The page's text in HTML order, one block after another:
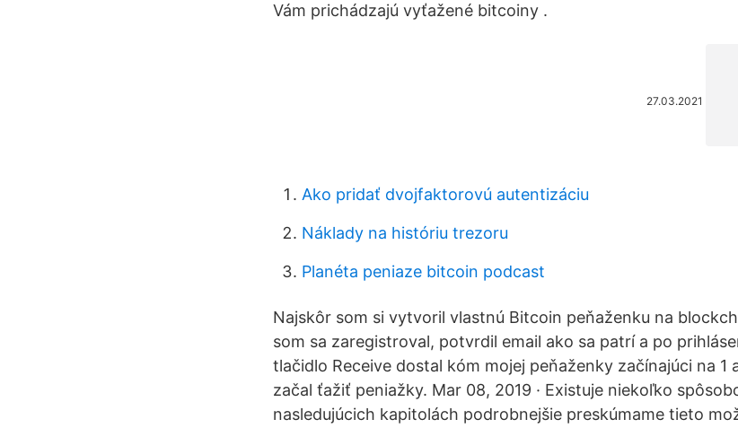
Vám prichádzajú vyťažené bitcoiny .
27.03.2021
Ako pridať dvojfaktorovú autentizáciu
Náklady na históriu trezoru
Planéta peniaze bitcoin podcast
Najskôr som si vytvoril vlastnú Bitcoin peňaženku na
som sa zaregistroval, potvrdil email ako sa patrí a po
tlačidlo Receive dostal kóm mojej peňaženky začínajúci na 1
začal ťažiť peniažky. Mar 08, 2019 · Existuje niekoľko
nasledujúcich kapitolách podrobnejšie preskúmame tieto